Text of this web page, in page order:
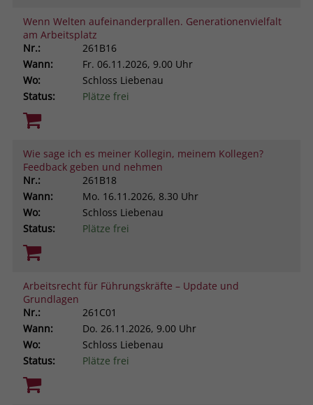
Wenn Welten aufeinanderprallen. Generationenvielfalt
am Arbeitsplatz
Nr.:
261B16
Wann:
Fr. 06.11.2026, 9.00 Uhr
Wo:
Schloss Liebenau
Status:
Plätze frei
Wie sage ich es meiner Kollegin, meinem Kollegen?
Feedback geben und nehmen
Nr.:
261B18
Wann:
Mo. 16.11.2026, 8.30 Uhr
Wo:
Schloss Liebenau
Status:
Plätze frei
Arbeitsrecht für Führungskräfte – Update und
Grundlagen
Nr.:
261C01
Wann:
Do. 26.11.2026, 9.00 Uhr
Wo:
Schloss Liebenau
Status:
Plätze frei